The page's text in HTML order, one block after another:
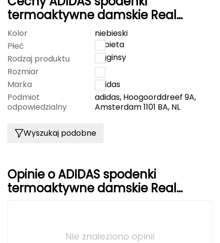
GIVOVA
GSI Outdoors
Gear Aid
Gerber
Giant Dragon
Gilmonte
Grand Trunk
termoaktywne damskie Real
Madryt C.F. IT3794 niebieskie
Kolor
niebieski
Płeć
kobieta
Rodzaj produktu
legginsy
Rozmiar
Marka
Adidas
Podmiot
odpowiedzialny
adidas, Hoogoorddreef 9A,
Amsterdam 1101 BA, NL
Wyszukaj podobne
Opinie o ADIDAS spodenki
termoaktywne damskie Real
Nie znaleziono opinii